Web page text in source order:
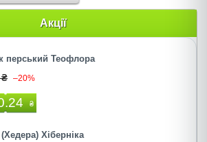
Акції
перський Теофлора
₴ –20%
₴
Хіберніка